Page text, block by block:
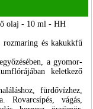
olaj - 10 ml - HH
és kakukkfű
a gyomor-
keletkező
fürdővízhez,
Rovarcsípés, vágás,